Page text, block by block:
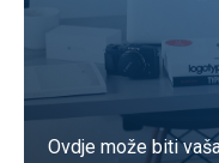
Ovdje može biti